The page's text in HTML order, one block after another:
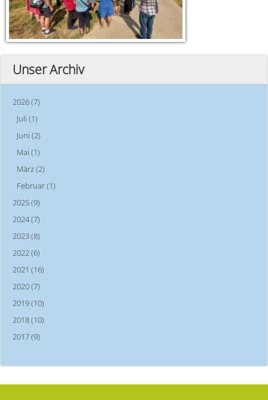
Unser Archiv
2026 (7)
Juli (1)
Juni (2)
Mai (1)
März (2)
Februar (1)
2025 (9)
2024 (7)
2023 (8)
2022 (6)
2021 (16)
2020 (7)
2019 (10)
2018 (10)
2017 (9)